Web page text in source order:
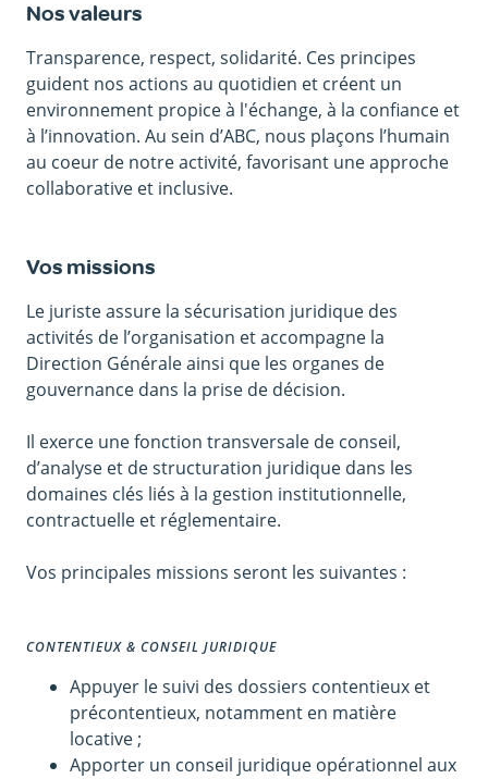
Nos valeurs
Transparence, respect, solidarité. Ces principes
guident nos actions au quotidien et créent un
environnement propice à l'échange, à la confiance et
à l’innovation. Au sein d’ABC, nous plaçons l’humain
au coeur de notre activité, favorisant une approche
collaborative et inclusive.
Vos missions
Le juriste assure la sécurisation juridique des
activités de l’organisation et accompagne la
Direction Générale ainsi que les organes de
gouvernance dans la prise de décision.
Il exerce une fonction transversale de conseil,
d’analyse et de structuration juridique dans les
domaines clés liés à la gestion institutionnelle,
contractuelle et réglementaire.
Vos principales missions seront les suivantes :
CONTENTIEUX & CONSEIL JURIDIQUE
Appuyer le suivi des dossiers contentieux et
précontentieux, notamment en matière
locative ;
Apporter un conseil juridique opérationnel aux